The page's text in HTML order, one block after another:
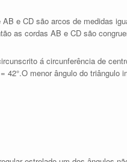
AB e CD são arcos de medidas
as cordas AB e CD são
á circunferência de
42°.O menor ângulo do triângulo